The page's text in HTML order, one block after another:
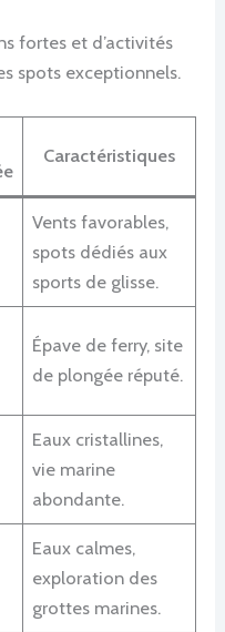
fortes et d’activités
spots exceptionnels.
Caractéristiques
Vents favorables,
spots dédiés aux
sports de glisse.
Épave de ferry, site
de plongée réputé.
Eaux cristallines,
vie marine
abondante.
Eaux calmes,
exploration des
grottes marines.